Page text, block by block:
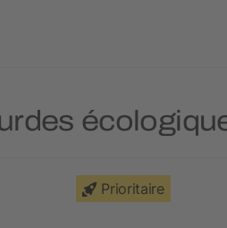
Prioritaire